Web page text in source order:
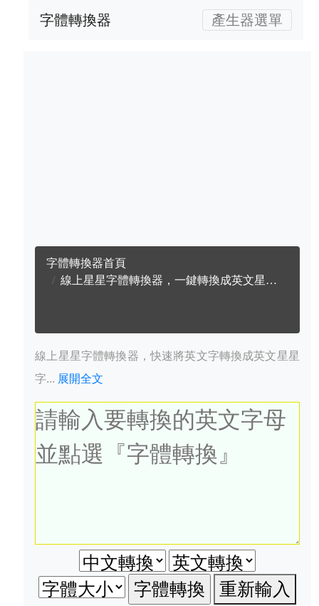
字體轉換器 產生器選單
字體轉換器首頁
線上星星字體轉換器，一鍵轉換成英文星星字體
線上星星字體轉換器，快速將英文字轉換成英文星星
字... 展開全文
重新輸入